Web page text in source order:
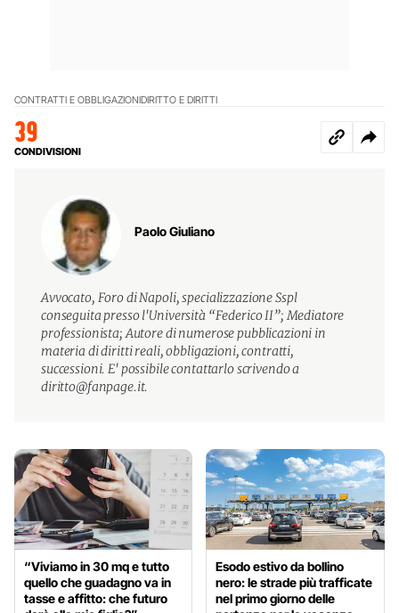
CONTRATTI E OBBLIGAZIONIDIRITTO E DIRITTI
39
CONDIVISIONI
Paolo Giuliano
Avvocato, Foro di Napoli, specializzazione Sspl
conseguita presso l'Università “Federico II”; Mediatore
professionista; Autore di numerose pubblicazioni in
materia di diritti reali, obbligazioni, contratti,
successioni. E' possibile contattarlo scrivendo a
diritto@fanpage.it.
“Viviamo in 30 mq e tutto
quello che guadagno va in
tasse e affitto: che futuro
Esodo estivo da bollino
nero: le strade più trafficate
nel primo giorno delle